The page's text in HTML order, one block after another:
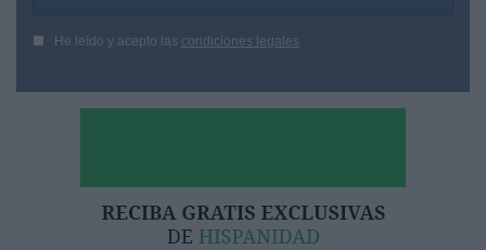
He leído y acepto las condiciones legales